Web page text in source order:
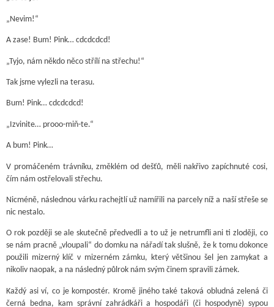
„Nevim!“
A zase! Bum! Pink… cdcdcdcd!
„Tyjo, nám někdo něco střílí na střechu!“
Tak jsme vylezli na terasu.
Bum! Pink… cdcdcdcd!
„Izvinite… prooo-miň-te.“
A bum! Pink…
V promáčeném trávníku, změklém od dešťů, měli nakřivo zapíchnuté cosi,
čím nám ostřelovali střechu.
Nicméně, následnou várku rachejtlí už namířili na parcely níž a naší střeše se
nic nestalo.
O rok později se ale skutečně předvedli a to už je netrumfli ani ti zloději, co
se nám pracně „vloupali“ do domku na nářadí tak slušně, že k tomu dokonce
použili mizerný klíč v mizerném zámku, který většinou šel jen zamykat a
nikoliv naopak, a na následný půlrok nám svým činem spravili zámek.
Každý asi ví, co je kompostér. Kromě jiného také taková obludná zelená či
černá bedna, kam správní zahrádkáři a hospodáři (či hospodyně) sypou